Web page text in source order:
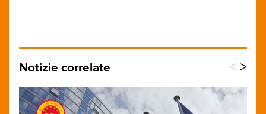
Notizie correlate < >